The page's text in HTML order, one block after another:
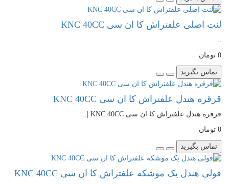
لنت اصلی علفتراش کا ان سی KNC 40CC
..
0 تومان
تماس بگیرید
قرقره هندل علفتراش کا ان سی KNC 40CC
قرقره هندل علفتراش کا ان سی KNC 40CC |..
0 تومان
تماس بگیرید
فولی هندل یک موشکه علفتراش کا ان سی KNC 40CC